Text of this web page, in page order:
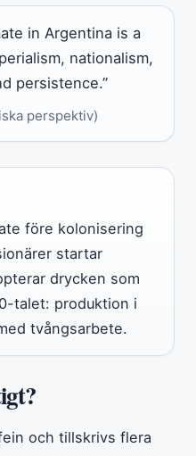
in Argentina is a
nationalism,
persistence.”
perspektiv)
före kolonisering
startar
drycken som
talet: produktion i
tvångsarbete.
och tillskrivs flera